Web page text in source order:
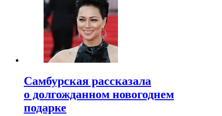
Самбурская рассказала
о долгожданном новогоднем
подарке